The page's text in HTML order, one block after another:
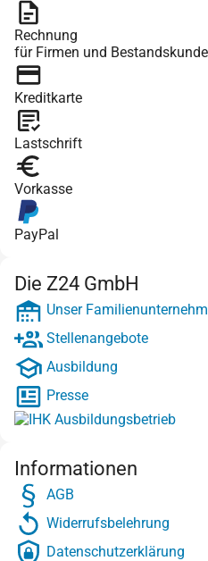
Rechnung
für Firmen und
Kreditkarte
Lastschrift
Vorkasse
PayPal
Die Z24 GmbH
Unser
Stellenangebote
Ausbildung
Presse
Informationen
AGB
Widerrufsbelehrung
Datenschutzerklärung